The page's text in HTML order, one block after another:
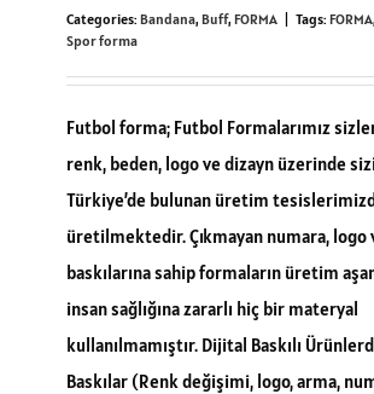
Categories: Bandana, Buff, FORMA Tags: FORMA,
Spor forma
Futbol forma; Futbol Formalarımız
renk, beden, logo ve dizayn üzerinde
Türkiye’de bulunan üretim
üretilmektedir. Çıkmayan numara, logo
baskılarına sahip formaların üretim
insan sağlığına zararlı hiç bir materyal
kullanılmamıştır. Dijital Baskılı
Baskılar (Renk değişimi, logo, arma,